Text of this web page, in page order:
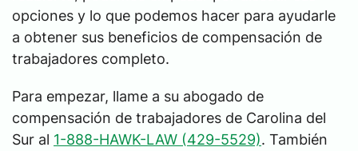
opciones y lo que podemos hacer para ayudarle
a obtener sus beneficios de compensación de
trabajadores completo.
Para empezar, llame a su abogado de
compensación de trabajadores de Carolina del
Sur al 1-888-HAWK-LAW (429-5529). También